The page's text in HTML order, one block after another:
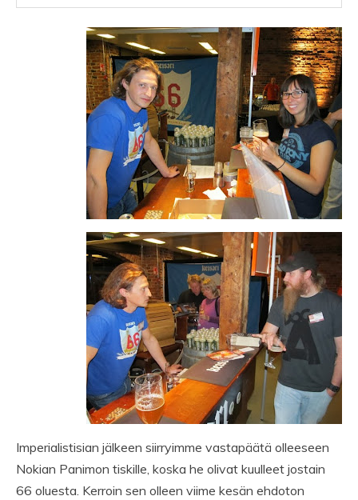
Imperialistisian jälkeen siirryimme vastapäätä olleeseen
Nokian Panimon tiskille, koska he olivat kuulleet jostain
66 oluesta. Kerroin sen olleen viime kesän ehdoton